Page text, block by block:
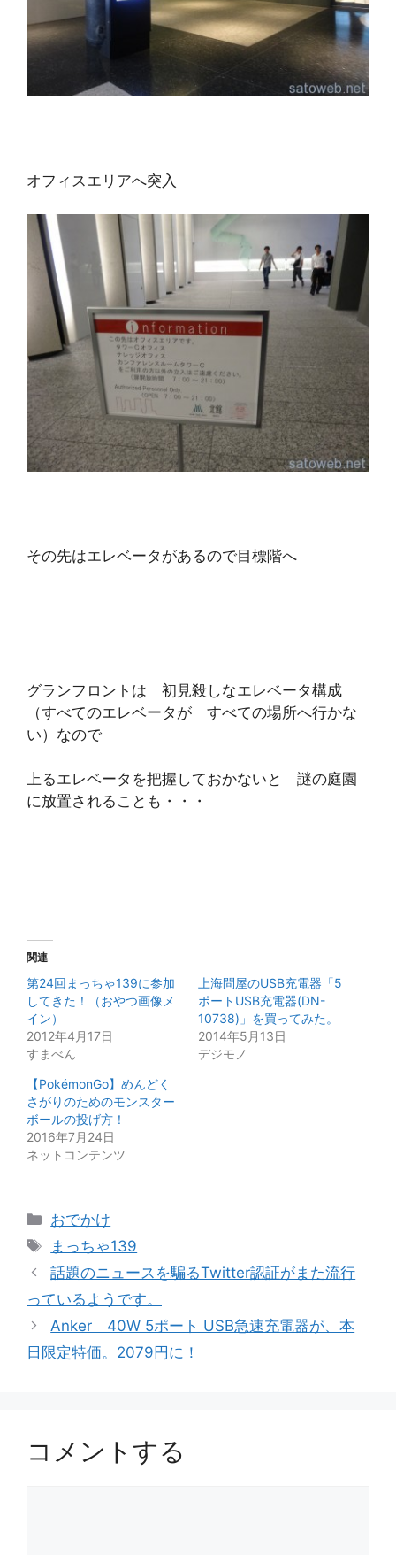
オフィスエリアへ突入
その先はエレベータがあるので目標階へ
グランフロントは 初見殺しなエレベータ構成
（すべてのエレベータが すべての場所へ行かな
い）なので
上るエレベータを把握しておかないと 謎の庭園
に放置されることも・・・
関連
第24回まっちゃ139に参加
してきた！（おやつ画像メ
イン）
2012年4月17日
すまべん
上海問屋のUSB充電器「5
ポートUSB充電器(DN-
10738)」を買ってみた。
2014年5月13日
デジモノ
【PokémonGo】めんどく
さがりのためのモンスター
ボールの投げ方！
2016年7月24日
ネットコンテンツ
カ
テ
ゴ
リ
ー
おでかけ
タ
グ
まっちゃ139
話題のニュースを騙るTwitter認証がまた流行
っているようです。
Anker 40W 5ポート USB急速充電器が、本
日限定特価。2079円に！
コメントする